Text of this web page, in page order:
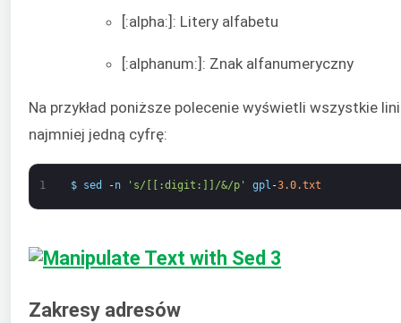
[:alpha:]: Litery alfabetu
[:alphanum:]: Znak alfanumeryczny
Na przykład poniższe polecenie wyświetli wszystkie
najmniej jedną cyfrę:
1 $ sed -n 's/[[:digit:]]/&/p' gpl -3.0.txt
Zakresy adresów